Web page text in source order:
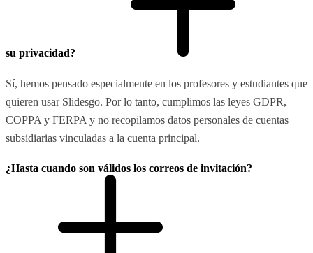
su privacidad?
Sí, hemos pensado especialmente en los profesores y estudiantes que
quieren usar Slidesgo. Por lo tanto, cumplimos las leyes GDPR,
COPPA y FERPA y no recopilamos datos personales de cuentas
subsidiarias vinculadas a la cuenta principal.
¿Hasta cuando son válidos los correos de invitación?